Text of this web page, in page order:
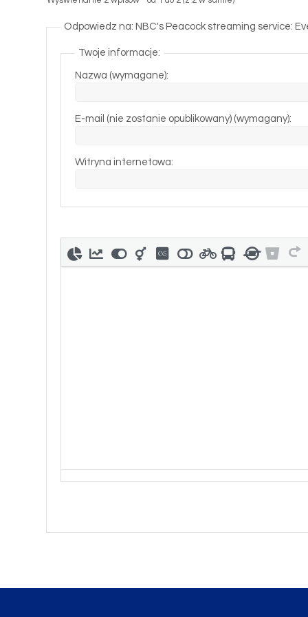
Odpowiedz na: NBC's Peacock streaming service:
Twoje informacje:
Nazwa (wymagane):
E-mail (nie zostanie opublikowany) (wymagany):
Witryna internetowa: